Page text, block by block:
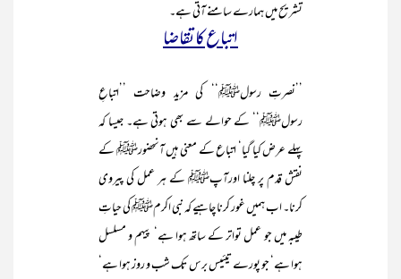
تشریح میں ہمارے سامنے آتی ہے۔
اتباع کا تقاضا
’’نصرتِ رسولﷺ‘‘ کی مزید وضاحت ’’اتباعِ
رسولﷺ‘‘ کے حوالے سے بھی ہوتی ہے۔ جیسا کہ
پہلے عرض کیا گیا‘ اتباع کے معنی ہیں آنحضورﷺ کے
نقش قدم پر چلنا اورآپﷺ کے ہر عمل کی پیروی
کرنا۔ اب ہمیں غور کرنا چاہیے کہ نبی اکرمﷺ کی حیاتِ
طیبہ میں جو عمل تواتر کے ساتھ ہوا ہے‘ پیہم و مسلسل
ہوا ہے‘ جو پورے تیئیس برس تک شب و روز ہوا ہے‘